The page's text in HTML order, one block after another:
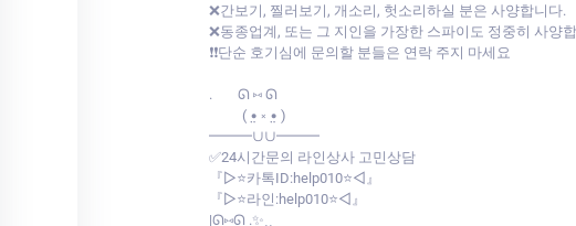
❌간보기, 찔러보기, 개소리, 헛소리하실 분은 사양합니다.
❌동종업계, 또는 그 지인을 가장한 스파이도 정중히 사양
❗❗단순 호기심에 문의할 분들은 연락 주지 마세요
.⠀⠀ ᘏ ⑅ ᘏ
⠀⠀⠀( •̤ ༝ •̤ )
━━━∪∪━━━
✅24시간문의 라인상사 고민상담
『▷⭐카톡ID:help010⭐◁』
『▷⭐라인:help010⭐◁』
|ᘏ⑅ᘏ .✨⸒⸒